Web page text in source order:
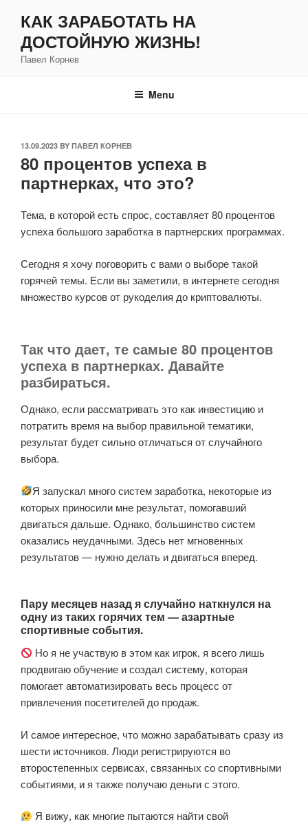
content
КАК ЗАРАБОТАТЬ НА
ДОСТОЙНУЮ ЖИЗНЬ!
Павел Корнев
Menu
POSTED
ON
13.09.2023 BY ПАВЕЛ КОРНЕВ
80 процентов успеха в
партнерках, что это?
Тема, в которой есть спрос, составляет 80 процентов
успеха большого заработка в партнерских программах.
Сегодня я хочу поговорить с вами о выборе такой
горячей темы. Если вы заметили, в интернете сегодня
множество курсов от рукоделия до криптовалюты.
Так что дает, те самые 80 процентов
успеха в партнерках. Давайте
разбираться.
Однако, если рассматривать это как инвестицию и
потратить время на выбор правильной тематики,
результат будет сильно отличаться от случайного
выбора.
Я запускал много систем заработка, некоторые из
которых приносили мне результат, помогавший
двигаться дальше. Однако, большинство систем
оказались неудачными. Здесь нет мгновенных
результатов — нужно делать и двигаться вперед.
Пару месяцев назад я случайно наткнулся на
одну из таких горячих тем — азартные
спортивные события.
Но я не участвую в этом как игрок, я всего лишь
продвигаю обучение и создал систему, которая
помогает автоматизировать весь процесс от
привлечения посетителей до продаж.
И самое интересное, что можно зарабатывать сразу из
шести источников. Люди регистрируются во
второстепенных сервисах, связанных со спортивными
событиями, и я также получаю деньги с этого.
Я вижу, как многие пытаются найти свой